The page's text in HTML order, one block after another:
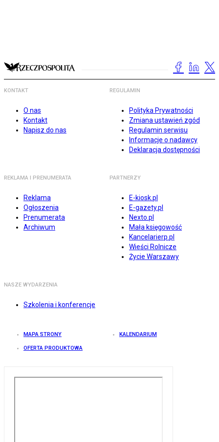
KONTAKT
O nas
Kontakt
Napisz do nas
REGULAMIN
Polityka Prywatności
Zmiana ustawień zgód
Regulamin serwisu
Informacje o nadawcy
Deklaracja dostępności
REKLAMA I PRENUMERATA
Reklama
Ogłoszenia
Prenumerata
Archiwum
PARTNERZY
E-kiosk.pl
E-gazety.pl
Nexto.pl
Mała księgowość
Kancelarierp.pl
Wieści Rolnicze
Życie Warszawy
NASZE WYDARZENIA
Szkolenia i konferencje
MAPA STRONY KALENDARIUM
OFERTA PRODUKTOWA